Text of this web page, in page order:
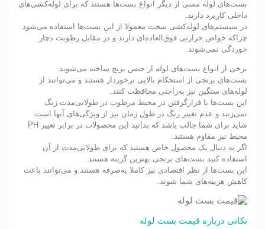
بست‌های لوله مسی از دیگر انواع بست‌ها هستند که برای لوله‌کشی‌های
داخلی کاربرد دارند.
در سیستم‌های لوله‌کشی سخت معمولا از این بست‌ها استفاده می‌شود
چراکه خواص حرارتی فوق‌العاده‌ای دارند و در مقابل رطوبت دچار
خوردگی نمی‌شوند.
برخی از انواع بست‌های لوله از جنس برنج ساخته می‌شوند.
بست‌های برنجی از استحکام بالایی برخوردار هستند و می‌توانند از
لوله‌های سنگین نیز به‌راحتی محافظت کنند.
این بست‌ها با قرارگرفتن در محیط مرطوب در طولانی‌مدت زنگ
نمی‌زنند و عدم تغییر رنگ در طول زمان نیز از ویژگی‌های آنها است.
شاید برای شما جالب باشد که بدانید این محصولات در برابر تغییر PH
محیط نیز مقاوم هستند.
اگر به دنبال یک محصول خاص هستید که برای طولانی‌مدت از آن
استفاده کنید بست‌های برنجی بهترین گزینه هستند.
این بست‌ها از نظر اقتصادی نیز کاملا به‌صرفه هستند و می‌توانند باعث
کاهش هزینه‌های شما شوند.
نکاتی درباره قیمت بست لوله